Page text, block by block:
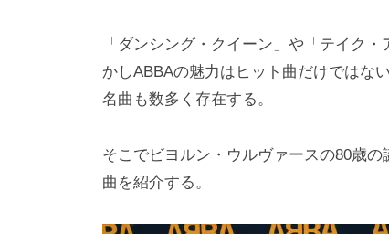
「ダンシング・クイーン」や「テイク
かしABBAの魅力はヒット曲だけではな
名曲も数多く存在する。
そこでビヨルン・ウルヴァースの80歳
曲を紹介する。